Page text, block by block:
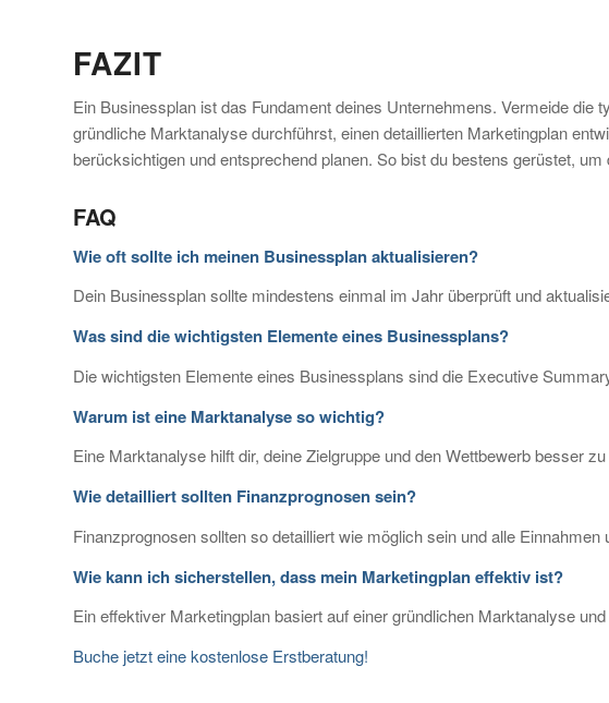
FAZIT
Ein Businessplan ist das Fundament deines Unternehmens. Vermeide
gründliche Marktanalyse durchführst, einen detaillierten Marketingplan
berücksichtigen und entsprechend planen. So bist du bestens gerüstet,
FAQ
Wie oft sollte ich meinen Businessplan aktualisieren?
Dein Businessplan sollte mindestens einmal im Jahr überprüft und
Was sind die wichtigsten Elemente eines Businessplans?
Die wichtigsten Elemente eines Businessplans sind die Executive
Warum ist eine Marktanalyse so wichtig?
Eine Marktanalyse hilft dir, deine Zielgruppe und den Wettbewerb besser
Wie detailliert sollten Finanzprognosen sein?
Finanzprognosen sollten so detailliert wie möglich sein und alle
Wie kann ich sicherstellen, dass mein Marketingplan effektiv ist?
Ein effektiver Marketingplan basiert auf einer gründlichen Marktanalyse
Buche jetzt eine kostenlose Erstberatung!